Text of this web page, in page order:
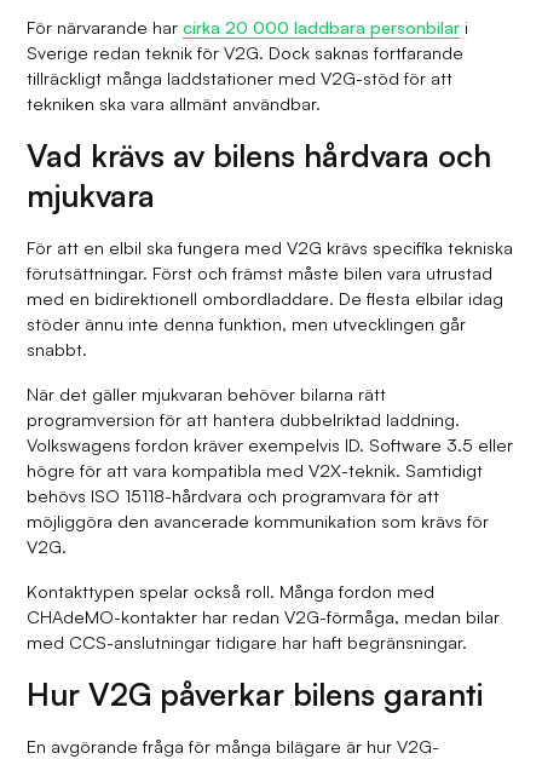
För närvarande harcirka 20 000 laddbara personbilar i
Sverige redan teknik för V2G. Dock saknas fortfarande
tillräckligt många laddstationer med V2G-stöd för att
tekniken ska vara allmänt användbar.
Vad krävs av bilens hårdvara och
mjukvara
För att en elbil ska fungera med V2G krävs specifika tekniska
förutsättningar. Först och främst måste bilen vara utrustad
med en bidirektionell ombordladdare. De flesta elbilar idag
stöder ännu inte denna funktion, men utvecklingen går
snabbt.
När det gäller mjukvaran behöver bilarna rätt
programversion för att hantera dubbelriktad laddning.
Volkswagens fordon kräver exempelvis ID. Software 3.5 eller
högre för att vara kompatibla med V2X-teknik. Samtidigt
behövs ISO 15118-hårdvara och programvara för att
möjliggöra den avancerade kommunikation som krävs för
V2G.
Kontakttypen spelar också roll. Många fordon med
CHAdeMO-kontakter har redan V2G-förmåga, medan bilar
med CCS-anslutningar tidigare har haft begränsningar.
Hur V2G påverkar bilens garanti
En avgörande fråga för många bilägare är hur V2G-